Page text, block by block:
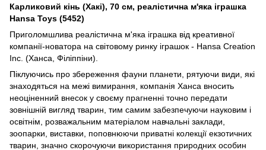
Карликовий кінь (Хакі), 70 см, реалістична м'яка іграшка
Hansa Toys (5452)
Приголомшлива реалістична м'яка іграшка від креативної
компанії-новатора на світовому ринку іграшок - Hansa Creation
Inc. (Ханса, Філіппіни).
Піклуючись про збереження фауни планети, рятуючи види, які
знаходяться на межі вимирання, компанія Ханса вносить
неоціненний внесок у своєму прагненні точно передати
зовнішній вигляд тварин, тим самим забезпечуючи науковим і
освітнім, розважальним матеріалом навчальні заклади,
зоопарки, виставки, поповнюючи приватні колекції екзотичних
тварин, значно скорочуючи використання природних особин